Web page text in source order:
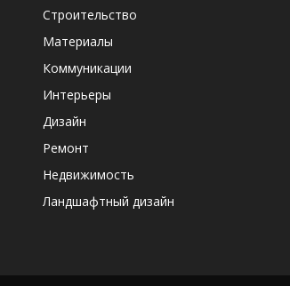
Строительство
Материалы
Коммуникации
Интерьеры
Дизайн
Ремонт
Недвижимость
Ландшафтный дизайн